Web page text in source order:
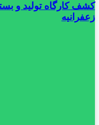
کشف کارگاه تولید و
زعفرانیه